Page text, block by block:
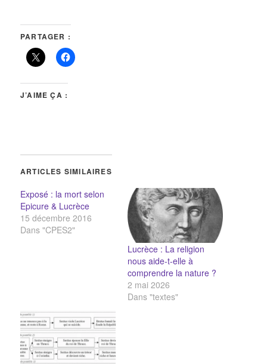
PARTAGER :
J’AIME ÇA :
ARTICLES SIMILAIRES
Exposé : la mort selon
Epicure & Lucrèce
15 décembre 2016
Dans "CPES2"
Lucrèce : La religion
nous aide-t-elle à
comprendre la nature ?
2 mai 2026
Dans "textes"